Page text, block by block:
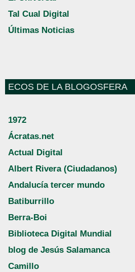
Tal Cual Digital
Últimas Noticias
ECOS DE LA BLOGOSFERA
1972
Ácratas.net
Actual Digital
Albert Rivera (Ciudadanos)
Andalucía tercer mundo
Batiburrillo
Berra-Boi
Biblioteca Digital Mundial
blog de Jesús Salamanca
Camillo